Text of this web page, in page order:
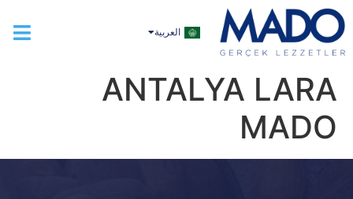
العربية
ENGLISH
ANTALYA LARA
MADO